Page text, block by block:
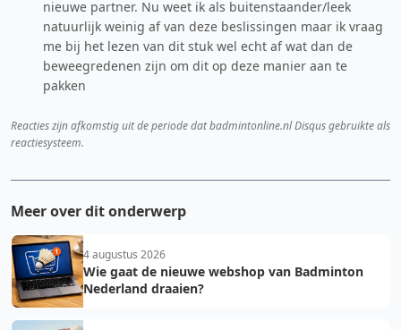
nieuwe partner. Nu weet ik als buitenstaander/leek
natuurlijk weinig af van deze beslissingen maar ik vraag
me bij het lezen van dit stuk wel echt af wat dan de
beweegredenen zijn om dit op deze manier aan te
pakken
Reacties zijn afkomstig uit de periode dat badmintonline.nl Disqus gebruikte als
reactiesysteem.
Meer over dit onderwerp
4 augustus 2026
Wie gaat de nieuwe webshop van Badminton
Nederland draaien?